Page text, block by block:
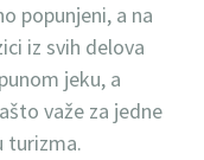
popunjeni, a na
iz svih delova
jeku, a
važe za jedne
turizma.